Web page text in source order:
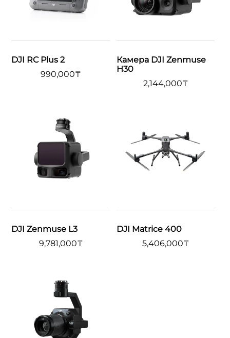
DJI RC Plus 2
990,000₸
Камера DJI Zenmuse
H30
2,144,000₸
DJI Zenmuse L3
9,781,000₸
DJI Matrice 400
5,406,000₸